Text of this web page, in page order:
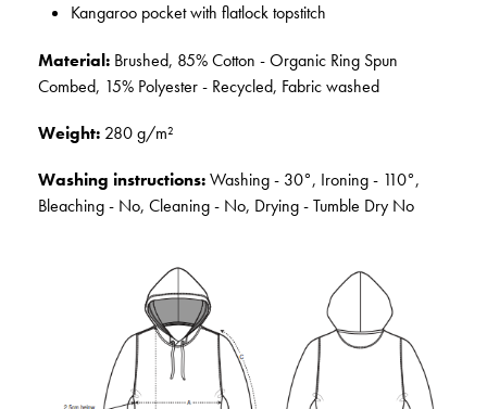
Kangaroo pocket with flatlock topstitch
Material: Brushed, 85% Cotton - Organic Ring Spun
Combed, 15% Polyester - Recycled, Fabric washed
Weight: 280 g/m²
Washing instructions:Washing - 30°, Ironing - 110°,
Bleaching - No, Cleaning - No, Drying - Tumble Dry No